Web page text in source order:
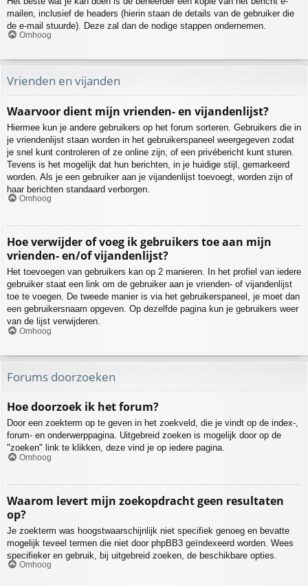
mailen, inclusief de headers (hierin staan de details van de gebruiker die
de e-mail stuurde). Deze zal dan de nodige stappen ondernemen.
Omhoog
Vrienden en vijanden
Waarvoor dient mijn vrienden- en vijandenlijst?
Hiermee kun je andere gebruikers op het forum sorteren. Gebruikers die in
je vriendenlijst staan worden in het gebruikerspaneel weergegeven zodat
je snel kunt controleren of ze online zijn, of een privébericht kunt sturen.
Tevens is het mogelijk dat hun berichten, in je huidige stijl, gemarkeerd
worden. Als je een gebruiker aan je vijandenlijst toevoegt, worden zijn of
haar berichten standaard verborgen.
Omhoog
Hoe verwijder of voeg ik gebruikers toe aan mijn
vrienden- en/of vijandenlijst?
Het toevoegen van gebruikers kan op 2 manieren. In het profiel van iedere
gebruiker staat een link om de gebruiker aan je vrienden- of vijandenlijst
toe te voegen. De tweede manier is via het gebruikerspaneel, je moet dan
een gebruikersnaam opgeven. Op dezelfde pagina kun je gebruikers weer
van de lijst verwijderen.
Omhoog
Forums doorzoeken
Hoe doorzoek ik het forum?
Door een zoekterm op te geven in het zoekveld, die je vindt op de index-,
forum- en onderwerppagina. Uitgebreid zoeken is mogelijk door op de
"zoeken" link te klikken, deze vind je op iedere pagina.
Omhoog
Waarom levert mijn zoekopdracht geen resultaten
op?
Je zoekterm was hoogstwaarschijnlijk niet specifiek genoeg en bevatte
mogelijk teveel termen die niet door phpBB3 geïndexeerd worden. Wees
specifieker en gebruik, bij uitgebreid zoeken, de beschikbare opties.
Omhoog